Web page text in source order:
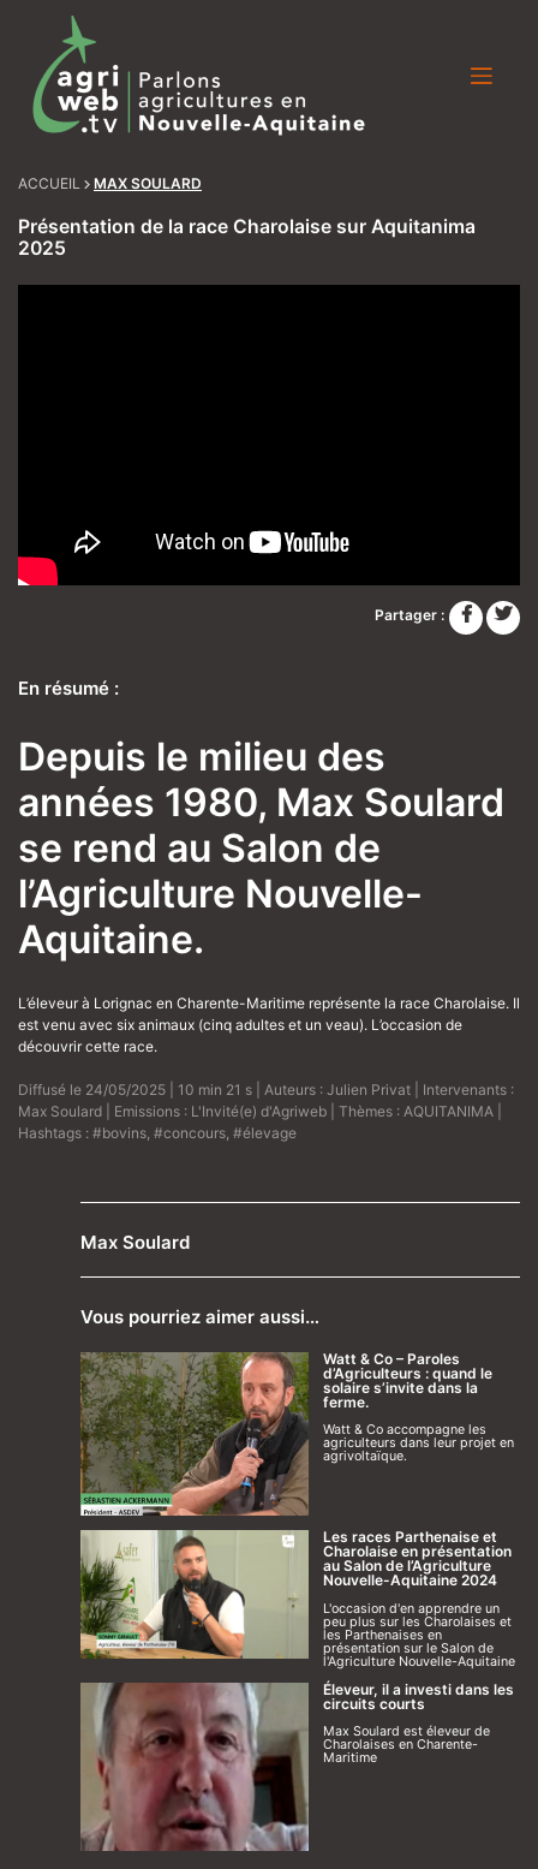
ACCUEIL MAX SOULARD
Présentation de la race Charolaise sur Aquitanima
2025
Partager :
En résumé :
Depuis le milieu des
années 1980, Max Soulard
se rend au Salon de
l’Agriculture Nouvelle-
Aquitaine.
L’éleveur à Lorignac en Charente-Maritime représente la race Charolaise. Il
est venu avec six animaux (cinq adultes et un veau). L’occasion de
découvrir cette race.
Diffusé le 24/05/2025 | 10 min 21 s | Auteurs : Julien Privat | Intervenants :
Max Soulard | Emissions : L'Invité(e) d'Agriweb | Thèmes : AQUITANIMA
Hashtags : #bovins #concours #élevage
Max Soulard
Vous pourriez aimer aussi…
Watt & Co – Paroles
d’Agriculteurs : quand le
solaire s’invite dans la
ferme.
Watt & Co accompagne les
agriculteurs dans leur projet en
agrivoltaïque.
Les races Parthenaise et
Charolaise en présentation
au Salon de l’Agriculture
Nouvelle-Aquitaine 2024
L'occasion d'en apprendre un
peu plus sur les Charolaises et
les Parthenaises en
présentation sur le Salon de
l'Agriculture Nouvelle-Aquitaine
Éleveur, il a investi dans les
circuits courts
Max Soulard est éleveur de
Charolaises en Charente-
Maritime